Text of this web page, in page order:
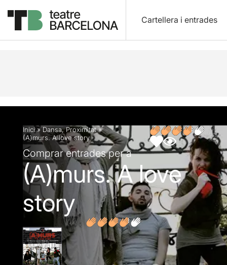
Cartellera i entrades
Descripció Fitxa artística Opinions
Inici»Dansa,Proximitat»
(A)murs. A love story
Comprar entrades per a
(A)murs. A love
story